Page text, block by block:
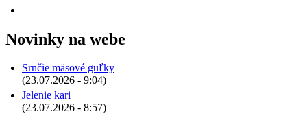
Novinky na webe
Srnčie mäsové guľky
(23.07.2026 - 9:04)
Jelenie kari
(23.07.2026 - 8:57)